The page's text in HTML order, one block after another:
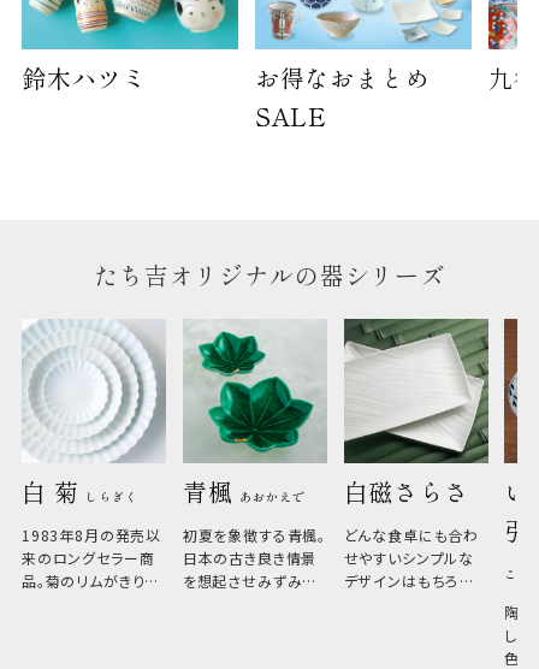
ご提供枚数の上限はご注文商品数となります。
天掛け包装、ギフト袋対応の商品にはおつけでき
ません。
※犬猫時計には、手提袋をお付けできません
鈴木ハツミ
お得なおまとめ
SALE
九
たち吉オリジナルの器シリーズ
白 菊 しらぎく
1983年8月の発売以
来のロングセラー商
品。菊のリムがきりっ
青楓 あおかえで
初夏を象徴する青楓。
日本の古き良き情景
を想起させみずみず
白磁さらさ
どんな食卓にも合わ
せやすいシンプルな
デザインはもちろん、
い
こひ
陶器
しい
色の